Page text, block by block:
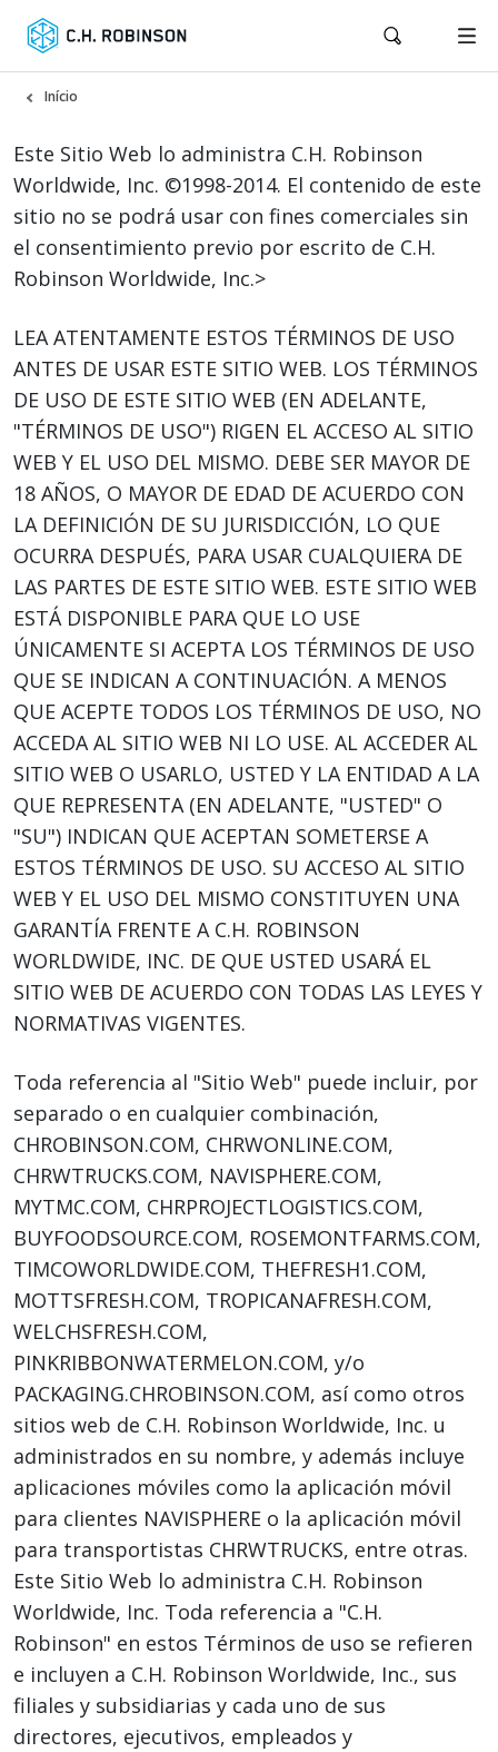
Início
Este Sitio Web lo administra C.H. Robinson
Worldwide, Inc. ©1998-2014. El contenido de este
sitio no se podrá usar con fines comerciales sin
el consentimiento previo por escrito de C.H.
Robinson Worldwide, Inc.>
LEA ATENTAMENTE ESTOS TÉRMINOS DE USO
ANTES DE USAR ESTE SITIO WEB. LOS TÉRMINOS
DE USO DE ESTE SITIO WEB (EN ADELANTE,
"TÉRMINOS DE USO") RIGEN EL ACCESO AL SITIO
WEB Y EL USO DEL MISMO. DEBE SER MAYOR DE
18 AÑOS, O MAYOR DE EDAD DE ACUERDO CON
LA DEFINICIÓN DE SU JURISDICCIÓN, LO QUE
OCURRA DESPUÉS, PARA USAR CUALQUIERA DE
LAS PARTES DE ESTE SITIO WEB. ESTE SITIO WEB
ESTÁ DISPONIBLE PARA QUE LO USE
ÚNICAMENTE SI ACEPTA LOS TÉRMINOS DE USO
QUE SE INDICAN A CONTINUACIÓN. A MENOS
QUE ACEPTE TODOS LOS TÉRMINOS DE USO, NO
ACCEDA AL SITIO WEB NI LO USE. AL ACCEDER AL
SITIO WEB O USARLO, USTED Y LA ENTIDAD A LA
QUE REPRESENTA (EN ADELANTE, "USTED" O
"SU") INDICAN QUE ACEPTAN SOMETERSE A
ESTOS TÉRMINOS DE USO. SU ACCESO AL SITIO
WEB Y EL USO DEL MISMO CONSTITUYEN UNA
GARANTÍA FRENTE A C.H. ROBINSON
WORLDWIDE, INC. DE QUE USTED USARÁ EL
SITIO WEB DE ACUERDO CON TODAS LAS LEYES Y
NORMATIVAS VIGENTES.
Toda referencia al "Sitio Web" puede incluir, por
separado o en cualquier combinación,
CHROBINSON.COM, CHRWONLINE.COM,
CHRWTRUCKS.COM, NAVISPHERE.COM,
MYTMC.COM, CHRPROJECTLOGISTICS.COM,
BUYFOODSOURCE.COM, ROSEMONTFARMS.COM,
TIMCOWORLDWIDE.COM, THEFRESH1.COM,
MOTTSFRESH.COM, TROPICANAFRESH.COM,
WELCHSFRESH.COM,
PINKRIBBONWATERMELON.COM, y/o
PACKAGING.CHROBINSON.COM, así como otros
sitios web de C.H. Robinson Worldwide, Inc. u
administrados en su nombre, y además incluye
aplicaciones móviles como la aplicación móvil
para clientes NAVISPHERE o la aplicación móvil
para transportistas CHRWTRUCKS, entre otras.
Este Sitio Web lo administra C.H. Robinson
Worldwide, Inc. Toda referencia a "C.H.
Robinson" en estos Términos de uso se refieren
e incluyen a C.H. Robinson Worldwide, Inc., sus
filiales y subsidiarias y cada uno de sus
directores, ejecutivos, empleados y